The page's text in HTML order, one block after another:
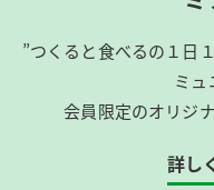
”つくると食べるの１日
ミュ
会員限定のオリジ
詳し